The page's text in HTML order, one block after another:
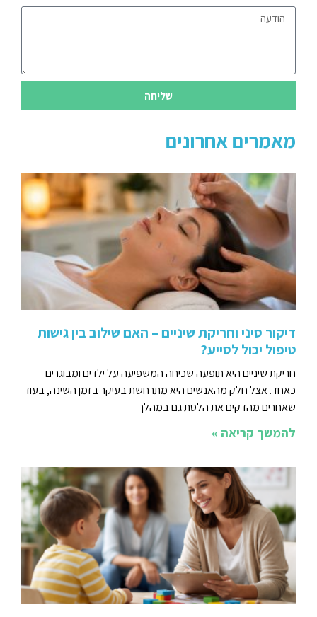
שליחה
מאמרים אחרונים
דיקור סיני וחריקת שיניים – האם שילוב בין גישות
טיפול יכול לסייע?
חריקת שיניים היא תופעה שכיחה המשפיעה על ילדים ומבוגרים
כאחד. אצל חלק מהאנשים היא מתרחשת בעיקר בזמן השינה, בעוד
שאחרים מהדקים את הלסת גם במהלך
להמשך קריאה »